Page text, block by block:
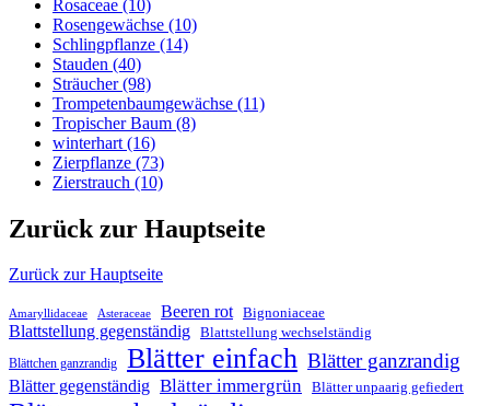
Rosaceae (10)
Rosengewächse (10)
Schlingpflanze (14)
Stauden (40)
Sträucher(98)
Trompetenbaumgewächse (11)
Tropischer Baum (8)
winterhart (16)
Zierpflanze (73)
Zierstrauch (10)
Zurück zur Hauptseite
Zurück zur Hauptseite
Amaryllidaceae Asteraceae Beeren rot Bignoniaceae
Blattstellung gegenständig Blattstellung wechselständig
Blättchen ganzrandig Blätter einfach Blätter ganzrandig
Blätter gegenständig Blätter immergrün Blätter unpaarig gefiedert